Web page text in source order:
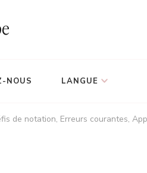
NOUS LANGUE
de notation, Erreurs courantes,